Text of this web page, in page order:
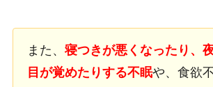
また、寝つきが悪くなったり、
目が覚めたりする不眠や、食欲